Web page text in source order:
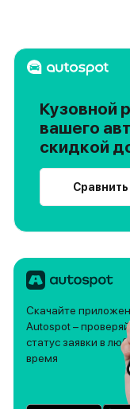
Кузовной
вашего
скидкой
Скачайте
Autospot –
статус заявки в
время